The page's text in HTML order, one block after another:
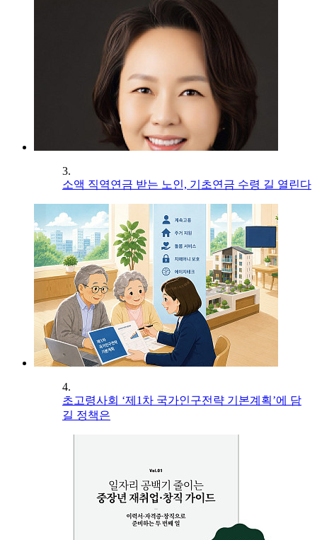
3.
소액 직역연금 받는 노인, 기초연금 수령 길 열린다
4.
초고령사회 ‘제1차 국가인구전략 기본계획’에 담
길 정책은